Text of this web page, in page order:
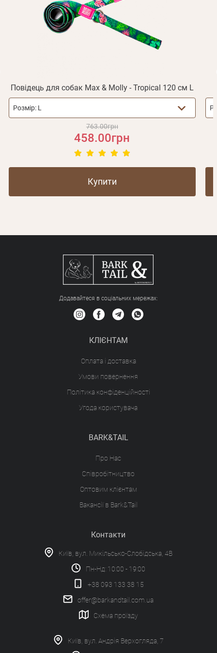
Повідець для собак Max & Molly - Tropical 120 см L
Розмір: L
763.00грн
458.00грн
Купити
Додавайтеся в соціальних мережах:
КЛІЄНТАМ
Оплата і доставка
Умови повернення
Політика конфіденційності
Угода користувача
BARK&TAIL
Про Нас
Співробітництво
Оптовим клієнтам
Вакансії в Bark&Tail
Контакти
Київ, вул. Микільсько-Слобідська, 4В
Пн-Нд: 10:00 - 19:00
+38 093 133 38 15
offer@barkandtail.com.ua
Схема проїзду
Київ, вул. Андрія Верхогляда, 7
Відправити
Реєстрація
або з допомогою
Згадали пароль?
Не прийшов лист?